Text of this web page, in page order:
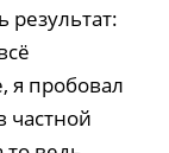
я пробовал
частной